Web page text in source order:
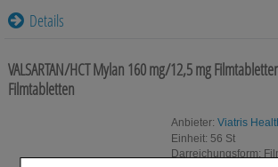
Details
VALSARTAN/HCT Mylan 160 mg/12,5 mg
Filmtabletten
Anbieter: Viatris
Einheit: 56 St
Darreichungsform: